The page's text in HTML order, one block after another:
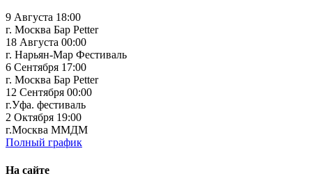
9 Августа 18:00
г. Москва Бар Petter
18 Августа 00:00
г. Нарьян-Мар Фестиваль
6 Сентября 17:00
г. Москва Бар Petter
12 Сентября 00:00
г.Уфа. фестиваль
2 Октября 19:00
г.Москва ММДМ
Полный график
На сайте